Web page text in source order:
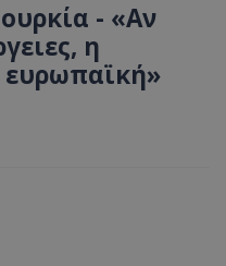
- «Αν
η
ευρωπαϊκή»